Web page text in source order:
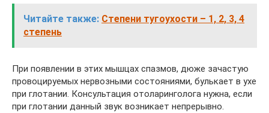
Читайте также: Степени тугоухости – 1, 2, 3, 4
степень
При появлении в этих мышцах спазмов, дюже зачастую
провоцируемых нервозными состояниями, булькает в ухе
при глотании. Консультация отоларинголога нужна, если
при глотании данный звук возникает непрерывно.